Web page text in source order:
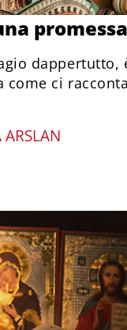
promessa
dappertutto,
come ci